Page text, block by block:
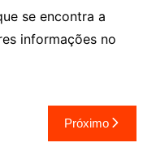
se encontra a
informações no
Próximo